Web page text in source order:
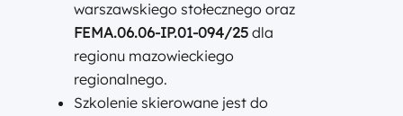
warszawskiego stołecznego oraz
FEMA.06.06-IP.01-094/25 dla
regionu mazowieckiego
regionalnego.
Szkolenie skierowane jest do